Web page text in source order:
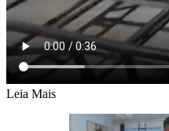
Leia Mais